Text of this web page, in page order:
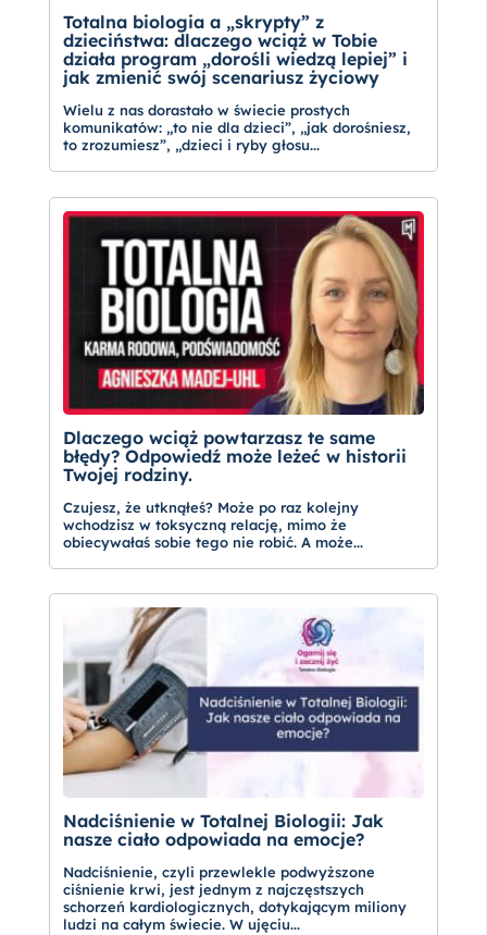
Totalna biologia a „skrypty” z
dzieciństwa: dlaczego wciąż w Tobie
działa program „dorośli wiedzą lepiej” i
jak zmienić swój scenariusz życiowy
Wielu z nas dorastało w świecie prostych
komunikatów: „to nie dla dzieci”, „jak dorośniesz,
to zrozumiesz”, „dzieci i ryby głosu...
Dlaczego wciąż powtarzasz te same
błędy? Odpowiedź może leżeć w historii
Twojej rodziny.
Czujesz, że utknąłeś? Może po raz kolejny
wchodzisz w toksyczną relację, mimo że
obiecywałaś sobie tego nie robić. A może...
Nadciśnienie w Totalnej Biologii: Jak
nasze ciało odpowiada na emocje?
Nadciśnienie, czyli przewlekle podwyższone
ciśnienie krwi, jest jednym z najczęstszych
schorzeń kardiologicznych, dotykającym miliony
ludzi na całym świecie. W ujęciu...